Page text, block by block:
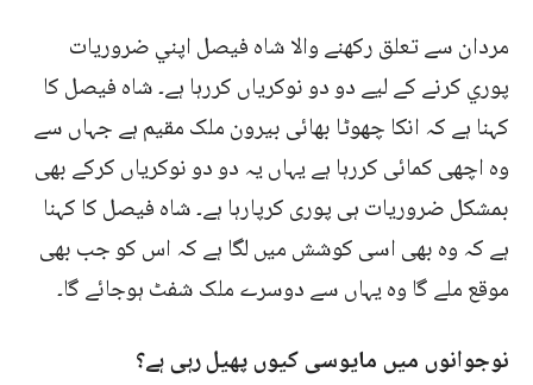
مردان سے تعلق رکهنے والا شاه فيصل اپني ضروريات
پوري کرنے کے ليے دو دو نوکریاں کررہا ہے۔ شاہ فیصل کا
کہنا ہے کہ انکا چھوٹا بھائی بیرون ملک مقیم ہے جہاں سے
وہ اچھی کمائی کررہا ہے یہاں یہ دو دو نوکریاں کرکے بھی
بمشکل ضروریات ہی پوری کرپارہا ہے۔ شاہ فیصل کا کہنا
ہے کہ وہ بھی اسی کوشش میں لگا ہے کہ اس کو جب بھی
موقع ملے گا وہ یہاں سے دوسرے ملک شفٹ ہوجائے گا۔
نوجوانوں میں مایوسی کیوں پھیل رہی ہے؟